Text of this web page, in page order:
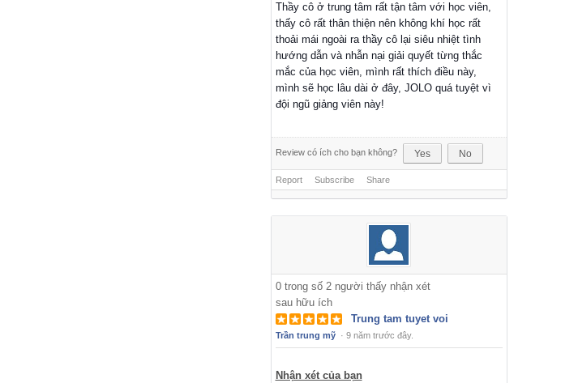
Thầy cô ở trung tâm rất tận tâm với học viên,
thấy cô rất thân thiện nên không khí học rất
thoải mái ngoài ra thầy cô lại siêu nhiệt tình
hướng dẫn và nhẫn nại giải quyết từng thắc
mắc của học viên, mình rất thích điều này,
mình sẽ học lâu dài ở đây, JOLO quá tuyệt vì
đội ngũ giảng viên này!
Review có ích cho bạn không? Yes No
Report Subscribe Share
0trong số 2người thấy nhận xét
sau hữu ích
Trung tam tuyet voi
Trần trung mỹ· 9 năm trước đây.
Nhận xét của bạn